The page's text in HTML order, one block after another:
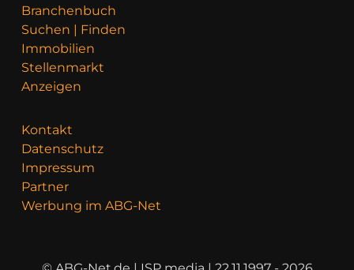
Branchenbuch
Suchen | Finden
Immobilien
Stellenmarkt
Anzeigen
Kontakt
Datenschutz
Impressum
Partner
Werbung im ABG-Net